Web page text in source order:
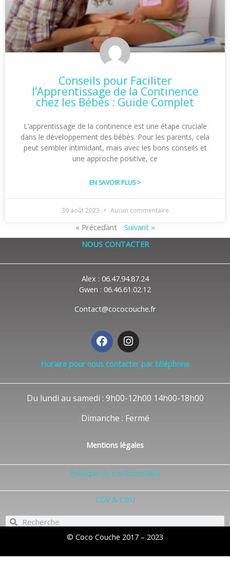
Conseils pour Faciliter
l’Apprentissage de la Continence
chez les Bébés : Guide Complet
L’apprentissage de la continence est une étape cruciale
dans le développement des bébés. Pour les parents, cela
peut sembler intimidant, mais avec les bons conseils et
une approche positive, ce
EN SAVOIR PLUS >
30 août 2023 Aucun commentaire
« Précedant
Suivant »
NOUS CONTACTER
Alex : 06.47.94.87.24
Gwen : 06.46.61.02.12
Contact@cococouche.fr
F
a
c
e
o
I
n
s
t
r
m
Horaire pour nous contacter par téléphone
Du lundi au samedi : 9h00-12h00 14h00-18h00
Dimanche : Fermé
Mentions légales
Politique de confidentialité
CGV & CGU
Rechercher
Rechercher
© Coco Couche 2017 – 2023